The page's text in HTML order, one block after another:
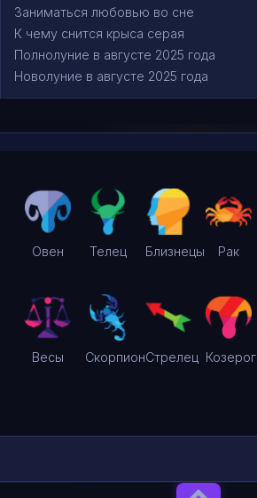
Заниматься любовью во сне
К чему снится крыса серая
Полнолуние в августе 2025 года
Новолуние в августе 2025 года
Овен Телец Близнецы Рак
Весы СкорпионСтрелец Козерог